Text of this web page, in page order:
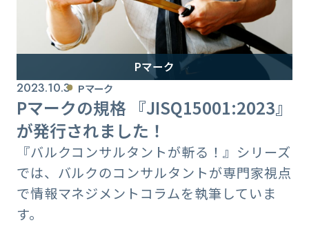
Pマーク
2023.10.3 Pマーク
Pマークの規格 『JISQ15001:2023』
が発行されました！
『バルクコンサルタントが斬る！』シリーズ
では、バルクのコンサルタントが専門家視点
で情報マネジメントコラムを執筆していま
す。